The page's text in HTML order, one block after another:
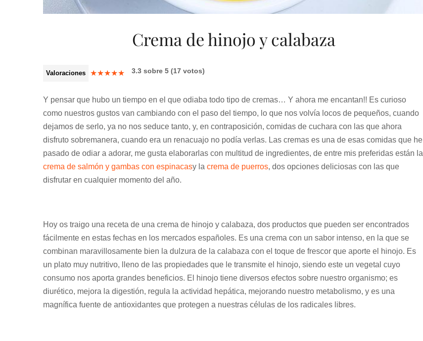
Crema de hinojo y calabaza
Valoraciones ★★★★★ 3.3 sobre 5 (17 votos)
Y pensar que hubo un tiempo en el que odiaba todo tipo de cremas… Y ahora me encantan!! Es curioso
como nuestros gustos van cambiando con el paso del tiempo, lo que nos volvía locos de pequeños, cuando
dejamos de serlo, ya no nos seduce tanto, y, en contraposición, comidas de cuchara con las que ahora
disfruto sobremanera, cuando era un renacuajo no podía verlas. Las cremas es una de esas comidas que he
pasado de odiar a adorar, me gusta elaborarlas con multitud de ingredientes, de entre mis preferidas están la
crema de salmón y gambas con espinacasy la crema de puerros, dos opciones deliciosas con las que
disfrutar en cualquier momento del año.
Hoy os traigo una receta de una crema de hinojo y calabaza, dos productos que pueden ser encontrados
fácilmente en estas fechas en los mercados españoles. Es una crema con un sabor intenso, en la que se
combinan maravillosamente bien la dulzura de la calabaza con el toque de frescor que aporte el hinojo. Es
un plato muy nutritivo, lleno de las propiedades que le transmite el hinojo, siendo este un vegetal cuyo
consumo nos aporta grandes beneficios. El hinojo tiene diversos efectos sobre nuestro organismo; es
diurético, mejora la digestión, regula la actividad hepática, mejorando nuestro metabolismo, y es una
magnífica fuente de antioxidantes que protegen a nuestras células de los radicales libres.